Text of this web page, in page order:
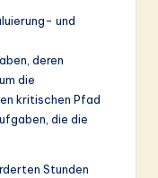
und
deren
die
kritischen Pfad
die die
Stunden